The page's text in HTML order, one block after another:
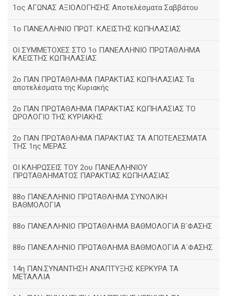
1ος ΑΓΩΝΑΣ ΑΞΙΟΛΟΓΗΣΗΣ Αποτελέσματα Σαββάτου
1ο ΠΑΝΕΛΛΗΝΙΟ ΠΡΩΤ. ΚΛΕΙΣΤΗΣ ΚΩΠΗΛΑΣΙΑΣ
ΟΙ ΣΥΜΜΕΤΟΧΕΣ ΣΤΟ 1ο ΠΑΝΕΛΛΗΝΙΟ ΠΡΩΤΑΘΛΗΜΑ
ΚΛΕΙΣΤΗΣ ΚΩΠΗΛΑΣΙΑΣ
2ο ΠΑΝ ΠΡΩΤΑΘΛΗΜΑ ΠΑΡΑΚΤΙΑΣ ΚΩΠΗΛΑΣΙΑΣ Τα
αποτελέσματα της Κυριακής
2ο ΠΑΝ ΠΡΩΤΑΘΛΗΜΑ ΠΑΡΑΚΤΙΑΣ ΚΩΠΗΛΑΣΙΑΣ ΤΟ
ΩΡΟΛΟΓΙΟ ΤΗΣ ΚΥΡΙΑΚΗΣ
2ο ΠΑΝ ΠΡΩΤΑΘΛΗΜΑ ΠΑΡΑΚΤΙΑΣ ΤΑ ΑΠΟΤΕΛΕΣΜΑΤΑ
ΤΗΣ 1ης ΜΕΡΑΣ
ΟΙ ΚΛΗΡΩΣΕΙΣ ΤΟΥ 2ου ΠΑΝΕΛΛΗΝΙΟΥ
ΠΡΩΤΑΘΛΗΜΑΤΟΣ ΠΑΡΑΚΤΙΑΣ ΚΩΠΗΛΑΣΙΑΣ
88ο ΠΑΝΕΛΛΗΝΙΟ ΠΡΩΤΑΘΛΗΜΑ ΣΥΝΟΛΙΚΗ
ΒΑΘΜΟΛΟΓΙΑ
88ο ΠΑΝΕΛΛΗΝΙΟ ΠΡΩΤΑΘΛΗΜΑ ΒΑΘΜΟΛΟΓΙΑ Β΄ΦΑΣΗΣ
88ο ΠΑΝΕΛΛΗΝΙΟ ΠΡΩΤΑΘΛΗΜΑ ΒΑΘΜΟΛΟΓΙΑ Α΄ΦΑΣΗΣ
14η ΠΑΝ.ΣΥΝΑΝΤΗΣΗ ΑΝΑΠΤΥΞΗΣ ΚΕΡΚΥΡΑ ΤΑ
ΜΕΤΑΛΛΙΑ